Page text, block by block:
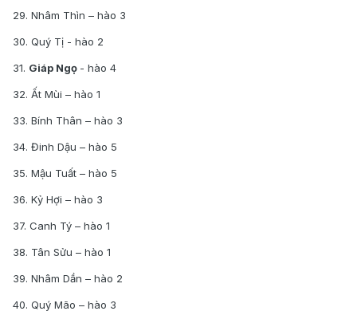
29. Nhâm Thìn – hào 3
30. Quý Tị - hào 2
31. Giáp Ngọ - hào 4
32. Ất Mùi – hào 1
33. Bính Thân – hào 3
34. Đinh Dậu – hào 5
35. Mậu Tuất – hào 5
36. Kỷ Hợi – hào 3
37. Canh Tý – hào 1
38. Tân Sửu – hào 1
39. Nhâm Dần – hào 2
40. Quý Mão – hào 3